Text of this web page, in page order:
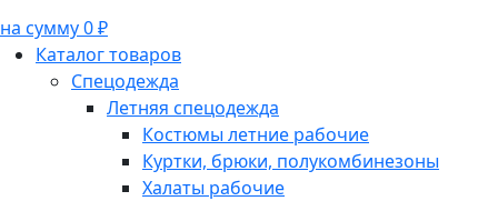
на сумму 0 ₽
Каталог товаров
Спецодежда
Летняя спецодежда
Костюмы летние рабочие
Куртки, брюки, полукомбинезоны
Халаты рабочие